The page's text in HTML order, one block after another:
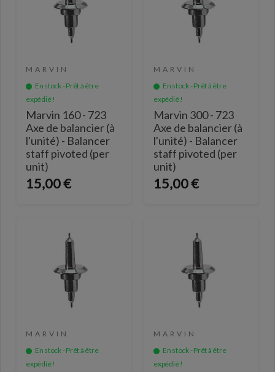
MARVIN
En stock - Prêt à être
expédié !
Marvin 160 - 723
Axe de balancier (à
l'unité) - Balancer
staff pivoted (per
unit)
15,00 €
MARVIN
En stock - Prêt à être
expédié !
Marvin 300 - 723
Axe de balancier (à
l'unité) - Balancer
staff pivoted (per
unit)
15,00 €
MARVIN
En stock - Prêt à être
expédié !
MARVIN
En stock - Prêt à être
expédié !